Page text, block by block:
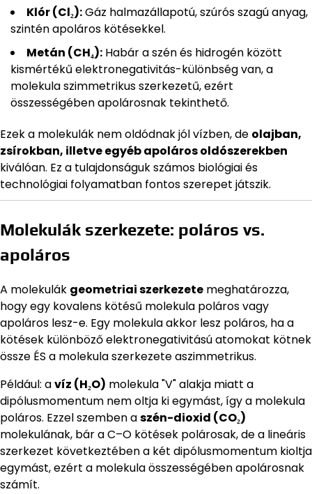
Klór (Cl₂):Gáz halmazállapotú, szúrós szagú anyag,
szintén apoláros kötésekkel.
Metán (CH₄): Habár a szén és hidrogén között
kismértékű elektronegativitás-különbség van, a
molekula szimmetrikus szerkezetű, ezért
összességében apolárosnak tekinthető.
Ezek a molekulák nem oldódnak jól vízben, de olajban,
zsírokban, illetve egyéb apoláros oldószerekben
kiválóan. Ez a tulajdonságuk számos biológiai és
technológiai folyamatban fontos szerepet játszik.
Molekulák szerkezete: poláros vs.
apoláros
A molekulák geometriai szerkezete meghatározza,
hogy egy kovalens kötésű molekula poláros vagy
apoláros lesz-e. Egy molekula akkor lesz poláros, ha a
kötések különböző elektronegativitású atomokat kötnek
össze ÉS a molekula szerkezete aszimmetrikus.
Például: avíz (H₂O) molekula "V" alakja miatt a
dipólusmomentum nem oltja ki egymást, így a molekula
poláros. Ezzel szemben aszén-dioxid (CO₂)
molekulának, bár a C–O kötések polárosak, de a lineáris
szerkezet következtében a két dipólusmomentum kioltja
egymást, ezért a molekula összességében apolárosnak
számít.